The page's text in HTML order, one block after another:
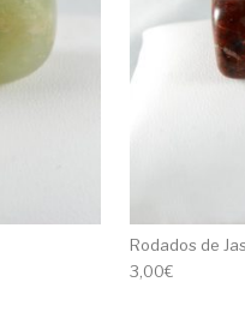
Rodados de
3,00€